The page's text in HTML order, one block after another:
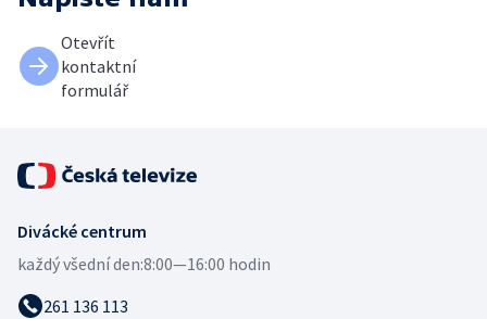
Otevřít
kontaktní
formulář
Divácké centrum
každý všední den:8:00—16:00 hodin
261 136 113